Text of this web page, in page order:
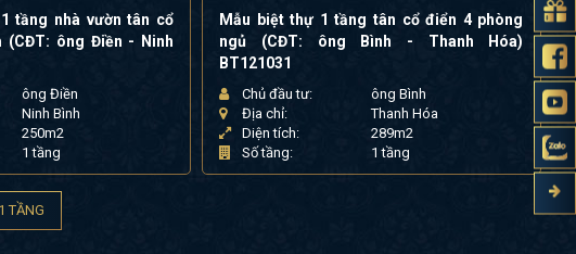
tầng nhà vườn tân cổ
(CĐT: ông Điền - Ninh
ông Điền
Ninh Bình
250m2
1 tầng
Mẫu biệt thự 1 tầng tân cổ điển 4 phòng
ngủ (CĐT: ông Bình - Thanh Hóa)
BT121031
Chủ đầu tư:
ông Bình
Địa chỉ:
Thanh Hóa
Diện tích:
289m2
Số tầng:
1 tầng
TẦNG